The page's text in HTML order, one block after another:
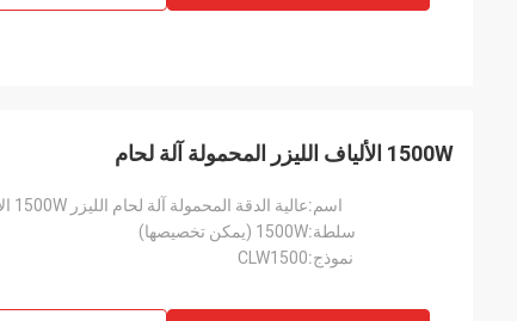
1500W الألياف الليزر المحمولة آلة لحام
اسم:عالية الدقة المحمولة آلة لحام الليزر 1500W الألياف لحام
سلطة:1500W (يمكن تخصيصها)
نموذج:CLW1500